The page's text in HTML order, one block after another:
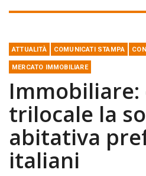
ATTUALITÀ COMUNICATI STAMPA
MERCATO IMMOBILIARE
Immobiliare:
trilocale la
abitativa
italiani